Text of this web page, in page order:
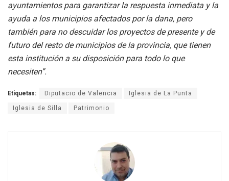
ayuntamientos para garantizar la respuesta inmediata y la
ayuda a los municipios afectados por la dana, pero
también para no descuidar los proyectos de presente y de
futuro del resto de municipios de la provincia, que tienen
esta institución a su disposición para todo lo que
necesiten”.
Etiquetas: Diputacio de Valencia Iglesia de La Punta
Iglesia de Silla Patrimonio